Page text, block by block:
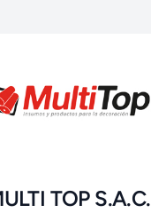
TOP S.A.C.